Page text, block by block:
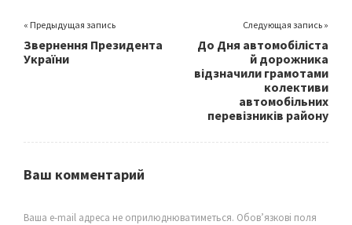
« Предыдущая запись
Звернення Президента
України
Следующая запись »
До Дня автомобіліста
й дорожника
відзначили грамотами
колективи
автомобільних
перевізників району
Ваш комментарий
Ваша e-mail адреса не оприлюднюватиметься. Обов’язкові поля